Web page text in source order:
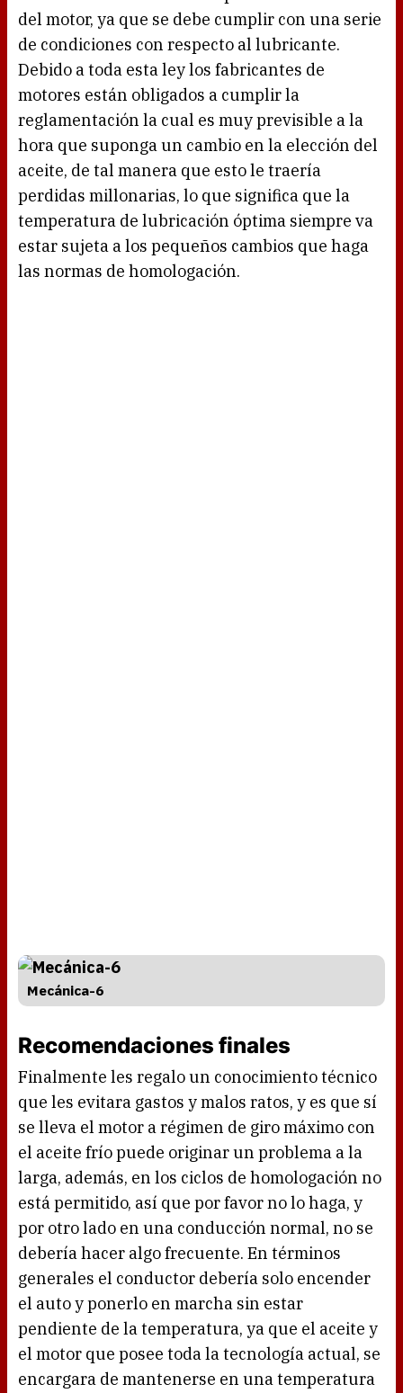
del motor, ya que se debe cumplir con una serie
de condiciones con respecto al lubricante.
Debido a toda esta ley los fabricantes de
motores están obligados a cumplir la
reglamentación la cual es muy previsible a la
hora que suponga un cambio en la elección del
aceite, de tal manera que esto le traería
perdidas millonarias, lo que significa que la
temperatura de lubricación óptima siempre va
estar sujeta a los pequeños cambios que haga
las normas de homologación.
Mecánica-6
Recomendaciones finales
Finalmente les regalo un conocimiento técnico
que les evitara gastos y malos ratos, y es que sí
se lleva el motor a régimen de giro máximo con
el aceite frío puede originar un problema a la
larga, además, en los ciclos de homologación no
está permitido, así que por favor no lo haga, y
por otro lado en una conducción normal, no se
debería hacer algo frecuente. En términos
generales el conductor debería solo encender
el auto y ponerlo en marcha sin estar
pendiente de la temperatura, ya que el aceite y
el motor que posee toda la tecnología actual, se
encargara de mantenerse en una temperatura